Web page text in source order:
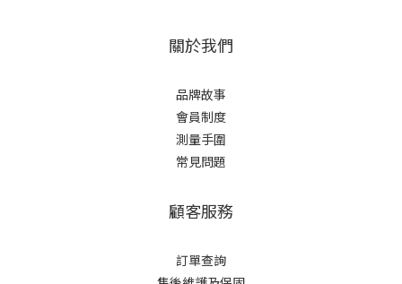
關於我們
品牌故事
會員制度
測量手圍
常見問題
顧客服務
訂單查詢